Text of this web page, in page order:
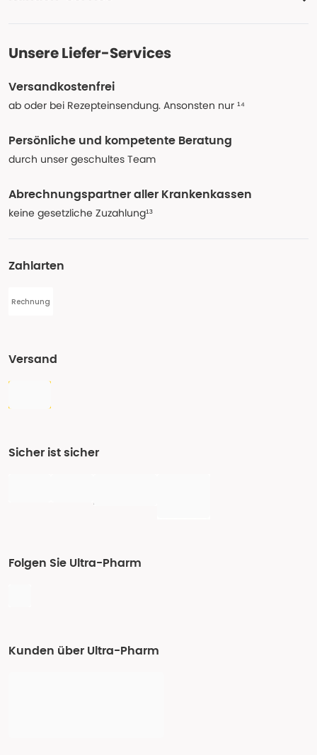
Unsere Liefer-Services
Versandkostenfrei
ab oder bei Rezepteinsendung. Ansonsten nur ¹⁴
Persönliche und kompetente Beratung
durch unser geschultes Team
Abrechnungspartner aller Krankenkassen
keine gesetzliche Zuzahlung¹³
Zahlarten
Rechnung
Versand
Sicher ist sicher
Folgen Sie Ultra-Pharm
Kunden über Ultra-Pharm